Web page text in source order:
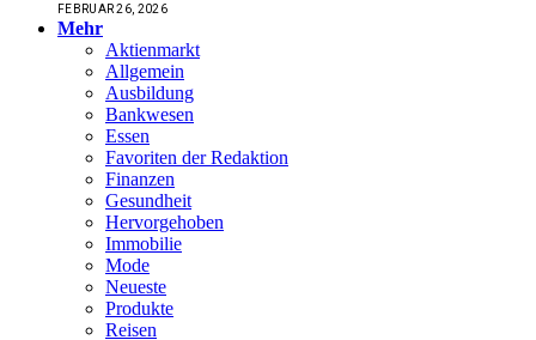
FEBRUAR 26, 2026
Mehr
Aktienmarkt
Allgemein
Ausbildung
Bankwesen
Essen
Favoriten der Redaktion
Finanzen
Gesundheit
Hervorgehoben
Immobilie
Mode
Neueste
Produkte
Reisen